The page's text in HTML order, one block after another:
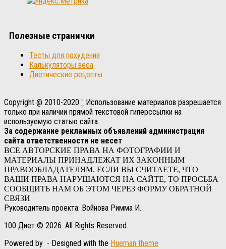
Полезные странички
Тесты для похудения
Калькуляторы веса
Диетические рецепты
Copyright @ 2010-2020 " Использование материалов разрешается
только при наличии прямой текстовой гиперссылки на
используемую статью сайта.
За содержание рекламных объявлений администрация
сайта ответственности не несет
ВСЕ АВТОРСКИЕ ПРАВА НА ФОТОГРАФИИ И
МАТЕРИАЛЫ ПРИНАДЛЕЖАТ ИХ ЗАКОННЫМ
ПРАВООБЛАДАТЕЛЯМ. ЕСЛИ ВЫ СЧИТАЕТЕ, ЧТО
ВАШИ ПРАВА НАРУШАЮТСЯ НА САЙТЕ, ТО ПРОСЬБА
СООБЩИТЬ НАМ ОБ ЭТОМ ЧЕРЕЗ ФОРМУ ОБРАТНОЙ
СВЯЗИ
Руководитель проекта: Войнова Римма И.
100 Диет © 2026. All Rights Reserved.
Powered by - Designed with the Hueman theme